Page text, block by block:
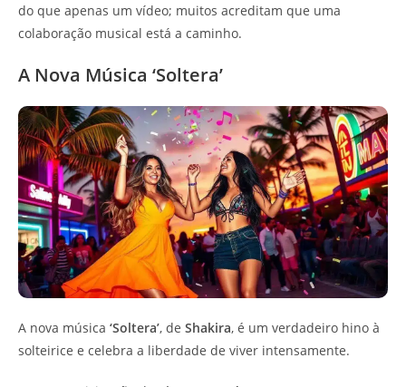
do que apenas um vídeo; muitos acreditam que uma
colaboração musical está a caminho.
A Nova Música ‘Soltera’
A nova música ‘Soltera’, de Shakira, é um verdadeiro hino à
solteirice e celebra a liberdade de viver intensamente.